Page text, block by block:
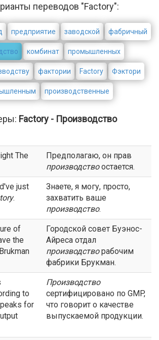
переводов "Factory":
предприятие заводской фабричный
комбинат промышленных
фактории Factory Фэктори
производственные
Factory - Производство
The
Предполагаю, он прав
производствоостается.
just
.
Знаете, я могу, просто,
захватить ваше
производство.
of
the
Городской совет Буэнос-
Айреса отдал
производстворабочим
фабрики Брукман.
to
for
Производство
сертифицировано по GMP,
что говорит о качестве
выпускаемой продукции.